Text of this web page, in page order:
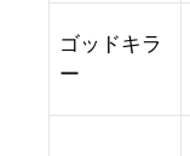
ゴッドキラ
ー